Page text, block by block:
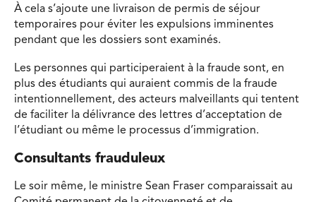
À cela s’ajoute une livraison de permis de séjour
temporaires pour éviter les expulsions imminentes
pendant que les dossiers sont examinés.
Les personnes qui participeraient à la fraude sont, en
plus des étudiants qui auraient commis de la fraude
intentionnellement, des acteurs malveillants qui tentent
de faciliter la délivrance des lettres d’acceptation de
l’étudiant ou même le processus d’immigration.
Consultants frauduleux
Le soir même, le ministre Sean Fraser comparaissait au